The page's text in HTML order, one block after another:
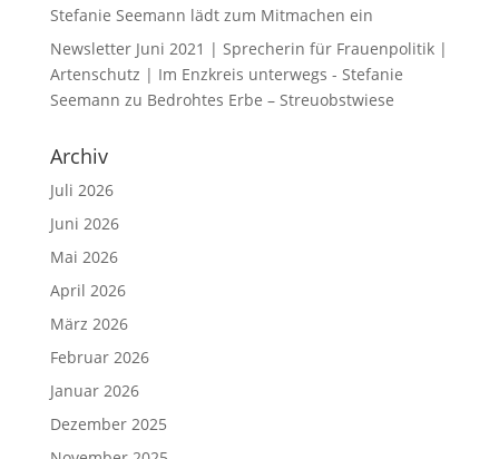
Stefanie Seemann lädt zum Mitmachen ein
Newsletter Juni 2021 | Sprecherin für Frauenpolitik |
Artenschutz | Im Enzkreis unterwegs - Stefanie
Seemann zu Bedrohtes Erbe – Streuobstwiese
Archiv
Juli 2026
Juni 2026
Mai 2026
April 2026
März 2026
Februar 2026
Januar 2026
Dezember 2025